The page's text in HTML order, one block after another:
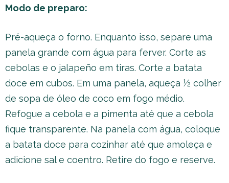
Modo de preparo:
Pré-aqueça o forno. Enquanto isso, separe uma
panela grande com água para ferver. Corte as
cebolas e o jalapeño em tiras. Corte a batata
doce em cubos. Em uma panela, aqueça ½ colher
de sopa de óleo de coco em fogo médio.
Refogue a cebola e a pimenta até que a cebola
fique transparente. Na panela com água, coloque
a batata doce para cozinhar até que amoleça e
adicione sal e coentro. Retire do fogo e reserve.